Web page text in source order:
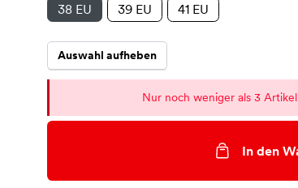
38 EU
39 EU 41 EU
Auswahl aufheben
Nur noch weniger als 3
In den